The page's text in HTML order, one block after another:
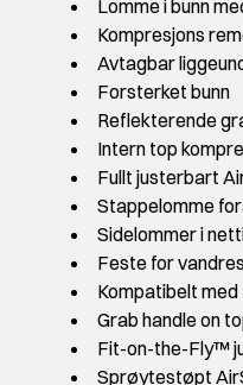
Lomme i bunn
Kompresjons
Avtagbar
Forsterket bunn
Reflekterende
Intern top
Fullt justerbart
Stappelomme
Sidelommer i
Feste for
Kompatibelt
Grab handle on
Fit-on-the-Fly™
Sprøytestøpt